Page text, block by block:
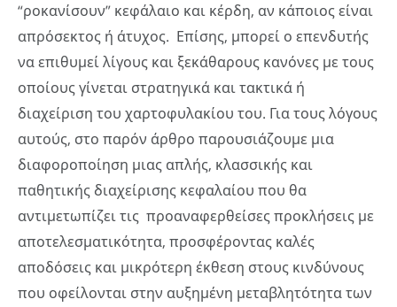
“ροκανίσουν” κεφάλαιο και κέρδη, αν κάποιος είναι
απρόσεκτος ή άτυχος. Επίσης, μπορεί ο επενδυτής
να επιθυμεί λίγους και ξεκάθαρους κανόνες με τους
οποίους γίνεται στρατηγικά και τακτικά ή
διαχείριση του χαρτοφυλακίου του. Για τους λόγους
αυτούς, στο παρόν άρθρο παρουσιάζουμε μια
διαφοροποίηση μιας απλής, κλασσικής και
παθητικής διαχείρισης κεφαλαίου που θα
αντιμετωπίζει τις προαναφερθείσες προκλήσεις με
αποτελεσματικότητα, προσφέροντας καλές
αποδόσεις και μικρότερη έκθεση στους κινδύνους
που οφείλονται στην αυξημένη μεταβλητότητα των